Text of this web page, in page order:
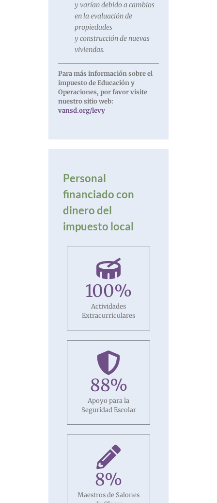
y varían debido a cambios
en la evaluación de
propiedades
y construcción de nuevas
viviendas.
Para más información sobre el
impuesto de Educación y
Operaciones, por favor visite
nuestro sitio web:
vansd.org/levy
Personal
financiado con
dinero del
impuesto local
100%
Actividades
Extracurriculares
88%
Apoyo para la
Seguridad Escolar
8%
Maestros de Salones